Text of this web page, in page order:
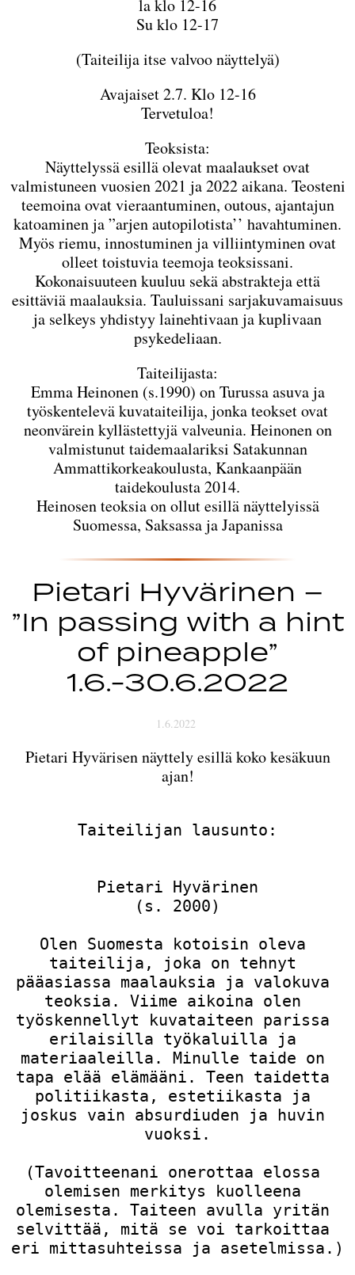
la klo 12-16
Su klo 12-17
(Taiteilija itse valvoo näyttelyä)
Avajaiset 2.7. Klo 12-16
Tervetuloa!
Teoksista:
Näyttelyssä esillä olevat maalaukset ovat
valmistuneen vuosien 2021 ja 2022 aikana. Teosteni
teemoina ovat vieraantuminen, outous, ajantajun
katoaminen ja ”arjen autopilotista’’ havahtuminen.
Myös riemu, innostuminen ja villiintyminen ovat
olleet toistuvia teemoja teoksissani.
Kokonaisuuteen kuuluu sekä abstrakteja että
esittäviä maalauksia. Tauluissani sarjakuvamaisuus
ja selkeys yhdistyy lainehtivaan ja kuplivaan
psykedeliaan.
Taiteilijasta:
Emma Heinonen (s.1990) on Turussa asuva ja
työskentelevä kuvataiteilija, jonka teokset ovat
neonvärein kyllästettyjä valveunia. Heinonen on
valmistunut taidemaalariksi Satakunnan
Ammattikorkeakoulusta, Kankaanpään
taidekoulusta 2014.
Heinosen teoksia on ollut esillä näyttelyissä
Suomessa, Saksassa ja Japanissa
Pietari Hyvärinen –
”In passing with a hint
of pineapple”
1.6.-30.6.2022
1.6.2022
Pietari Hyvärisen näyttely esillä koko kesäkuun
ajan!
Taiteilijan lausunto:
Pietari Hyvärinen
(s. 2000)
Olen Suomesta kotoisin oleva
taiteilija, joka on tehnyt
pääasiassa maalauksia ja valokuva
teoksia. Viime aikoina olen
työskennellyt kuvataiteen parissa
erilaisilla työkaluilla ja
materiaaleilla. Minulle taide on
tapa elää elämääni. Teen taidetta
politiikasta, estetiikasta ja
joskus vain absurdiuden ja huvin
vuoksi.
(Tavoitteenani onerottaa elossa
olemisen merkitys kuolleena
olemisesta. Taiteen avulla yritän
selvittää, mitä se voi tarkoittaa
eri mittasuhteissa ja asetelmissa.)